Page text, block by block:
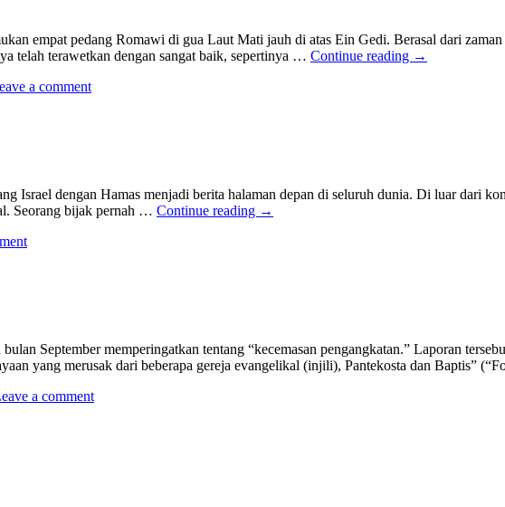
empat pedang Romawi di gua Laut Mati jauh di atas Ein Gedi. Berasal dari
telah terawetkan dengan sangat baik, sepertinya … Continue reading →
a comment
Israel dengan Hamas menjadi berita halaman depan di seluruh dunia. Di luar dari
Seorang bijak pernah … Continue reading →
September memperingatkan tentang “kecemasan pengangkatan.” Laporan
yang merusak dari beberapa gereja evangelikal (injili), Pantekosta dan Baptis”
a comment